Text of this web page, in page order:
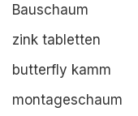
Bauschaum
zink tabletten
butterfly kamm
montageschaum